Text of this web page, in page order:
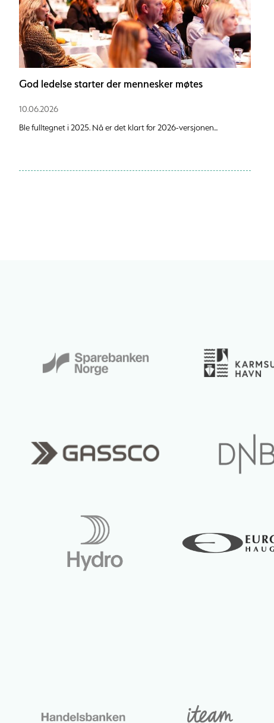
God ledelse starter der mennesker møtes
10.06.2026
Ble fulltegnet i 2025. Nå er det klart for 2026-versjonen...